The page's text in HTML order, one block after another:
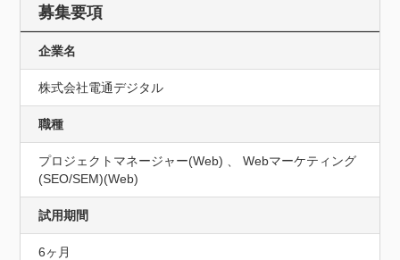
募集要項
企業名
株式会社電通デジタル
職種
プロジェクトマネージャー(Web) 、 Webマーケティング
(SEO/SEM)(Web)
試用期間
6ヶ月